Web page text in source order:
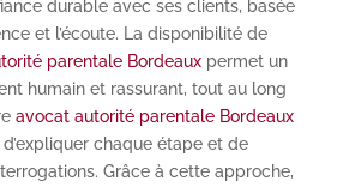
durable avec ses clients, basée
et l’écoute. La disponibilité de
parentale Bordeauxpermet un
humain et rassurant, tout au long
avocat autorité parentale Bordeaux
chaque étape et de
Grâce à cette approche,